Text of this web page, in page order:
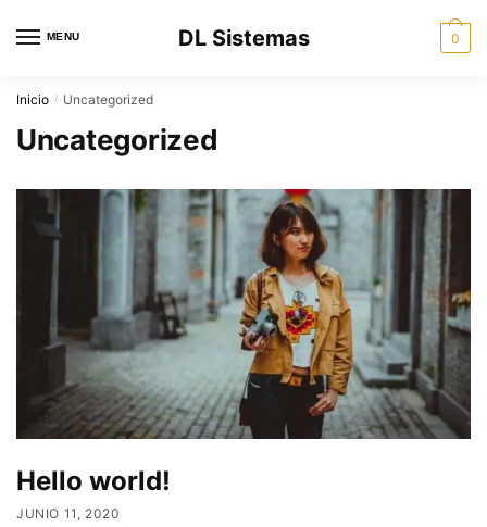
MENU DL Sistemas 0
Inicio / Uncategorized
Uncategorized
Hello world!
JUNIO 11, 2020